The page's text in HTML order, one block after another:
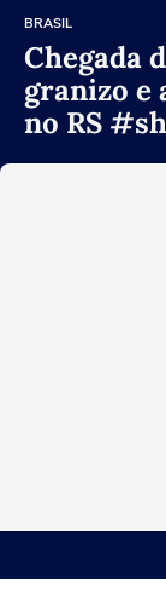
BRASIL
Chegada
granizo e
no RS